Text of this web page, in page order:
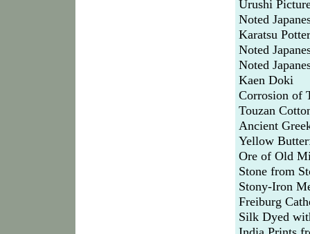
Urushi
Noted
Karatsu
Noted
Noted
Kaen Doki
Corrosion of
Touzan
Ancient
Yellow
Ore of Old
Stone from
Stony-Iron
Freiburg
Silk Dyed